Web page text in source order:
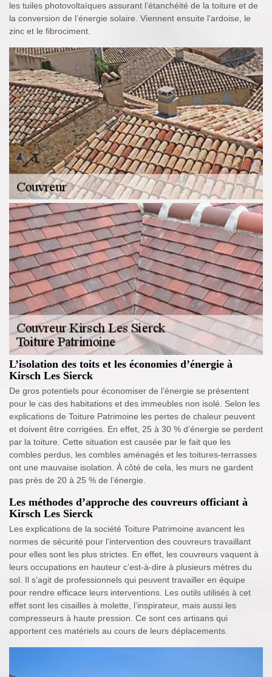
les tuiles photovoltaïques assurant l’étanchéité de la toiture et de
la conversion de l’énergie solaire. Viennent ensuite l’ardoise, le
zinc et le fibrociment.
L’isolation des toits et les économies d’énergie à
Kirsch Les Sierck
De gros potentiels pour économiser de l’énergie se présentent
pour le cas des habitations et des immeubles non isolé. Selon les
explications de Toiture Patrimoine les pertes de chaleur peuvent
et doivent être corrigées. En effet, 25 à 30 % d’énergie se perdent
par la toiture. Cette situation est causée par le fait que les
combles perdus, les combles aménagés et les toitures-terrasses
ont une mauvaise isolation. À côté de cela, les murs ne gardent
pas près de 20 à 25 % de l’énergie.
Les méthodes d’approche des couvreurs officiant à
Kirsch Les Sierck
Les explications de la société Toiture Patrimoine avancent les
normes de sécurité pour l’intervention des couvreurs travaillant
pour elles sont les plus strictes. En effet, les couvreurs vaquent à
leurs occupations en hauteur c’est-à-dire à plusieurs mètres du
sol. Il s’agit de professionnels qui peuvent travailler en équipe
pour rendre efficace leurs interventions. Les outils utilisés à cet
effet sont les cisailles à molette, l’inspirateur, mais aussi les
compresseurs à haute pression. Ce sont ces artisans qui
apportent ces matériels au cours de leurs déplacements.